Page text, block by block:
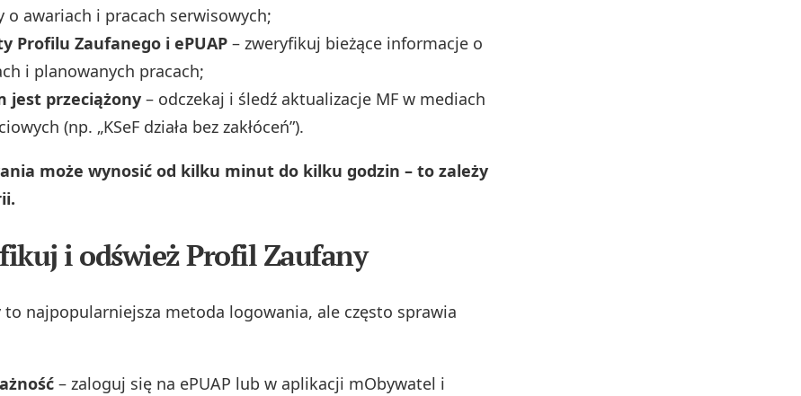
o awariach i pracach serwisowych;
Profilu Zaufanego i ePUAP – zweryfikuj bieżące informacje o
i planowanych pracach;
jest przeciążony – odczekaj i śledź aktualizacje MF w mediach
(np. „KSeF działa bez zakłóceń”).
może wynosić od kilku minut do kilku godzin – to zależy
i odśwież Profil Zaufany
to najpopularniejsza metoda logowania, ale często sprawia
– zaloguj się na ePUAP lub w aplikacji mObywatel i